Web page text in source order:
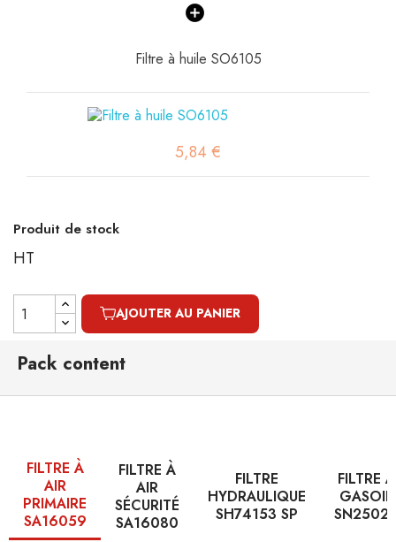
Filtre à huile SO6105
5,84 €
Produit de stock
HT
AJOUTER AU PANIER
Pack content
FILTRE À
AIR
PRIMAIRE
SA16059
FILTRE À
AIR
SÉCURITÉ
SA16080
FILTRE
HYDRAULIQUE
SH74153 SP
FILTRE À
GASOIL